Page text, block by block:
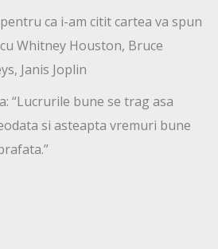
ca i-am citit cartea va spun
Whitney Houston, Bruce
Janis Joplin
“Lucrurile bune se trag asa
si asteapta vremuri bune